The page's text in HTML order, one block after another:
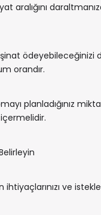
aralığını
ödeyebileceğinizi
orandır.
planladığınız
ve